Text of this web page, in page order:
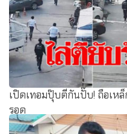
เปิดเทอมปุ๊บตีกันปั๊บ! ถือเห
รอด